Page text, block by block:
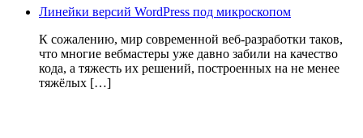
Линейки версий WordPress под микроскопом
К сожалению, мир современной веб-разработки таков,
что многие вебмастеры уже давно забили на качество
кода, а тяжесть их решений, построенных на не менее
тяжёлых […]